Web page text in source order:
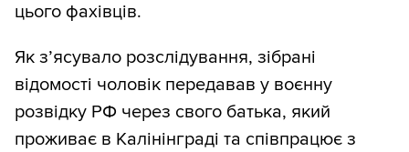
цього фахівців.
Як з’ясувало розслідування, зібрані
відомості чоловік передавав у воєнну
розвідку РФ через свого батька, який
проживає в Калінінграді та співпрацює з